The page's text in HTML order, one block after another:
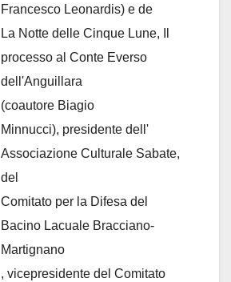
Francesco Leonardis) e de
La Notte delle Cinque Lune, Il
processo al Conte Everso
dell'Anguillara
(coautore Biagio
Minnucci), presidente dell'
Associazione Culturale Sabate,
del
Comitato per la Difesa del
Bacino Lacuale Bracciano-
Martignano
, vicepresidente del Comitato